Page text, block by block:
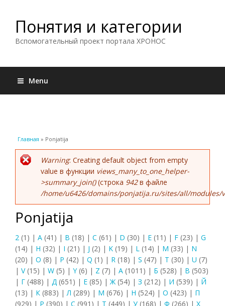
Понятия и категории
Вспомогательный проект портала ХРОНОС
Menu
Вы здесь
Главная » Ponjatija
Сообщение об ошибке
Warning: Creating default object from empty
value в функции views_many_to_one_helper-
>summary_join()(строка 942в файле
/home/u6426/domains/ponjatija.ru/sites/all/modules/
Ponjatija
2 (1) | A (41) | B (18) | C (61) | D (30) | E (11) | F (23) | G
(14) | H (32) | I (21) | J (2) | K (19) | L (14) | M (33) | N
(20) | O (8) | P (42) | Q (1) | R (18) | S (47) | T (30) | U (7)
| V(15) | W (5) | Y(6) | Z (7) | А (1011) | Б (528) | В (503)
| Г (488) | Д (651) | Е (85) | Ж (54) | З (212) | И (539) | Й
(13) | К (883) | Л (289) | М (676) | Н (524) | О (423) | П
(929) | Р (390) | С (991) | Т (449) | У (168) | Ф (266) | Х